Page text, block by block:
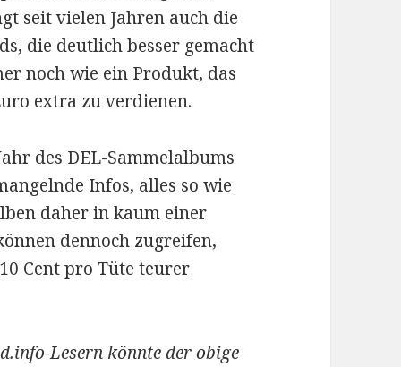
seit vielen Jahren auch die
die deutlich besser gemacht
noch wie ein Produkt, das
extra zu verdienen.
des DEL-Sammelalbums
Infos, alles so wie
daher in kaum einer
dennoch zugreifen,
Cent pro Tüte teurer
Lesern könnte der obige